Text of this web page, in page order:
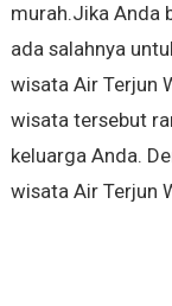
murah.Jika Anda
ada salahnya
wisata Air Terjun
wisata tersebut
keluarga Anda.
wisata Air Terjun